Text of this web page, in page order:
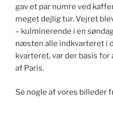
gav et par numre ved
meget dejlig tur. Vejret
– kulminerende i en
næsten alle indkvarteret i
kvarteret, var der basis
af Paris.
Se nogle af vores billeder